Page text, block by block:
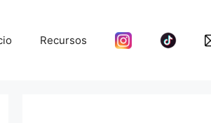
Recursos